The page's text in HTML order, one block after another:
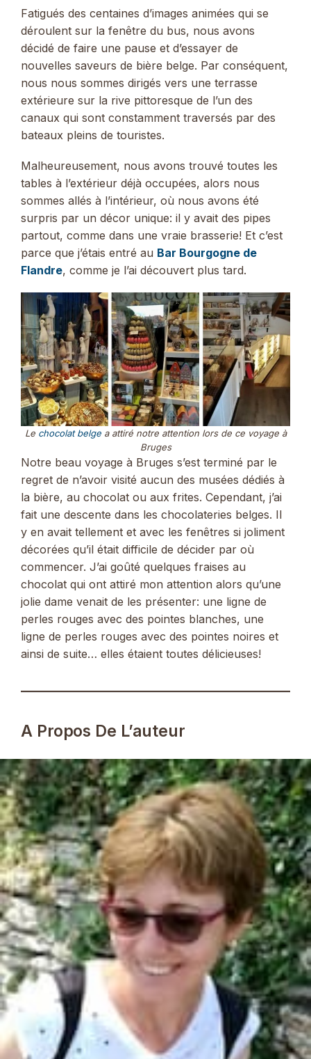
Fatigués des centaines d’images animées qui se
déroulent sur la fenêtre du bus, nous avons
décidé de faire une pause et d’essayer de
nouvelles saveurs de bière belge. Par conséquent,
nous nous sommes dirigés vers une terrasse
extérieure sur la rive pittoresque de l’un des
canaux qui sont constamment traversés par des
bateaux pleins de touristes.
Malheureusement, nous avons trouvé toutes les
tables à l’extérieur déjà occupées, alors nous
sommes allés à l’intérieur, où nous avons été
surpris par un décor unique: il y avait des pipes
partout, comme dans une vraie brasserie! Et c’est
parce que j’étais entré au Bar Bourgogne de
Flandre, comme je l’ai découvert plus tard.
Le chocolat belgea attiré notre attention lors de ce voyage à
Bruges
Notre beau voyage à Bruges s’est terminé par le
regret de n’avoir visité aucun des musées dédiés à
la bière, au chocolat ou aux frites. Cependant, j’ai
fait une descente dans les chocolateries belges. Il
y en avait tellement et avec les fenêtres si joliment
décorées qu’il était difficile de décider par où
commencer. J’ai goûté quelques fraises au
chocolat qui ont attiré mon attention alors qu’une
jolie dame venait de les présenter: une ligne de
perles rouges avec des pointes blanches, une
ligne de perles rouges avec des pointes noires et
ainsi de suite… elles étaient toutes délicieuses!
A Propos De L’auteur